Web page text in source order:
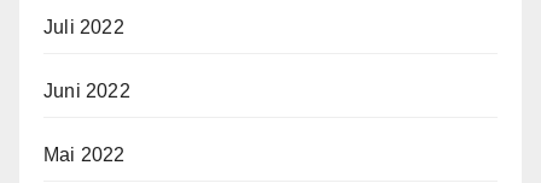
Juli 2022
Juni 2022
Mai 2022